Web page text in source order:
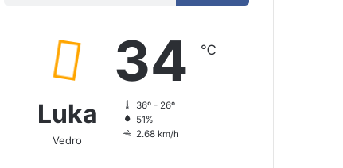
Luka
Vedro
34 ℃
36º - 26º
51%
2.68 km/h